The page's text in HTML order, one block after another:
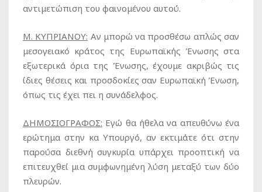
αντιμετώπιση του φαινομένου αυτού.
Μ. ΚΥΠΡΙΑΝΟΥ: Αν μπορώ να προσθέσω απλώς σαν
μεσογειακό κράτος της Ευρωπαϊκής Ένωσης στα
εξωτερικά όρια της Ένωσης, έχουμε ακριβώς τις
ίδιες θέσεις και προσδοκίες σαν Ευρωπαϊκή Ένωση,
όπως τις έχει πει η συνάδελφος.
ΔΗΜΟΣΙΟΓΡΑΦΟΣ: Εγώ θα ήθελα να απευθύνω ένα
ερώτημα στην κα Υπουργό, αν εκτιμάτε ότι στην
παρούσα διεθνή συγκυρία υπάρχει προοπτική να
επιτευχθεί μια συμφωνημένη λύση μεταξύ των δύο
πλευρών.